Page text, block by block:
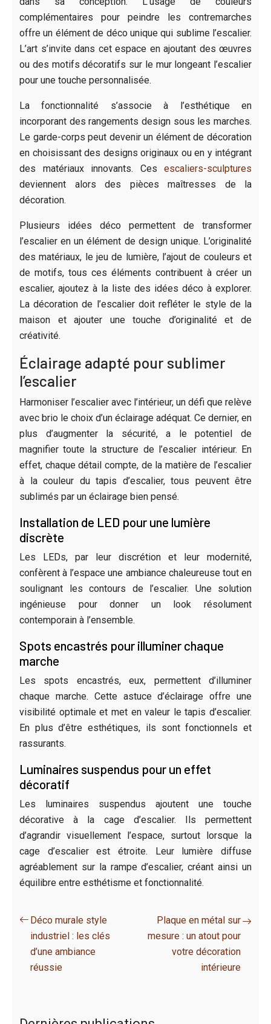
complémentaires pour peindre les contremarches
offre un élément de déco unique qui sublime l’escalier.
L’art s’invite dans cet espace en ajoutant des œuvres
ou des motifs décoratifs sur le mur longeant l’escalier
pour une touche personnalisée.
La fonctionnalité s’associe à l’esthétique en
incorporant des rangements design sous les marches.
Le garde-corps peut devenir un élément de décoration
en choisissant des designs originaux ou en y intégrant
des matériaux innovants. Ces escaliers-sculptures
deviennent alors des pièces maîtresses de la
décoration.
Plusieurs idées déco permettent de transformer
l’escalier en un élément de design unique. L’originalité
des matériaux, le jeu de lumière, l’ajout de couleurs et
de motifs, tous ces éléments contribuent à créer un
escalier, ajoutez à la liste des idées déco à explorer.
La décoration de l’escalier doit refléter le style de la
maison et ajouter une touche d’originalité et de
créativité.
Éclairage adapté pour sublimer
l’escalier
Harmoniser l’escalier avec l’intérieur, un défi que relève
avec brio le choix d’un éclairage adéquat. Ce dernier, en
plus d’augmenter la sécurité, a le potentiel de
magnifier toute la structure de l’escalier intérieur. En
effet, chaque détail compte, de la matière de l’escalier
à la couleur du tapis d’escalier, tous peuvent être
sublimés par un éclairage bien pensé.
Installation de LED pour une lumière
discrète
Les LEDs, par leur discrétion et leur modernité,
confèrent à l’espace une ambiance chaleureuse tout en
soulignant les contours de l’escalier. Une solution
ingénieuse pour donner un look résolument
contemporain à l’ensemble.
Spots encastrés pour illuminer chaque
marche
Les spots encastrés, eux, permettent d’illuminer
chaque marche. Cette astuce d’éclairage offre une
visibilité optimale et met en valeur le tapis d’escalier.
En plus d’être esthétiques, ils sont fonctionnels et
rassurants.
Luminaires suspendus pour un effet
décoratif
Les luminaires suspendus ajoutent une touche
décorative à la cage d’escalier. Ils permettent
d’agrandir visuellement l’espace, surtout lorsque la
cage d’escalier est étroite. Leur lumière diffuse
agréablement sur la rampe d’escalier, créant ainsi un
équilibre entre esthétisme et fonctionnalité.
Déco murale style
industriel : les clés
d’une ambiance
réussie
Plaque en métal sur
mesure : un atout pour
votre décoration
intérieure